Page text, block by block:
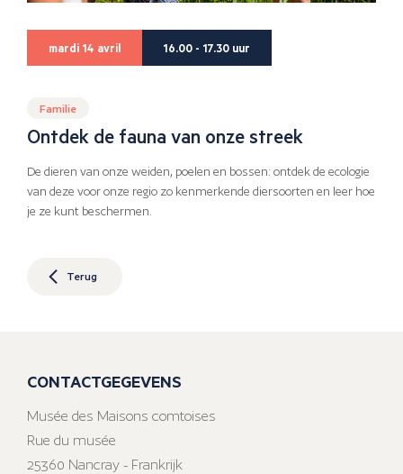
mardi 14 avril 16.00 - 17.30 uur
Familie
Ontdek de fauna van onze streek
De dieren van onze weiden, poelen en bossen: ontdek de ecologie
van deze voor onze regio zo kenmerkende diersoorten en leer hoe
je ze kunt beschermen.
Terug
CONTACTGEGEVENS
Musée des Maisons comtoises
Rue du musée
25360 Nancray - Frankrijk